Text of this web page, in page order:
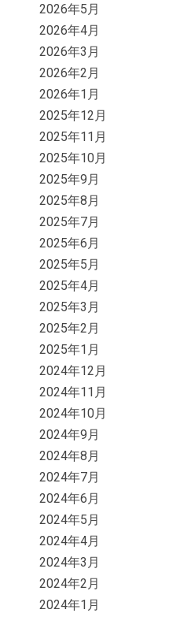
2026年5月
2026年4月
2026年3月
2026年2月
2026年1月
2025年12月
2025年11月
2025年10月
2025年9月
2025年8月
2025年7月
2025年6月
2025年5月
2025年4月
2025年3月
2025年2月
2025年1月
2024年12月
2024年11月
2024年10月
2024年9月
2024年8月
2024年7月
2024年6月
2024年5月
2024年4月
2024年3月
2024年2月
2024年1月